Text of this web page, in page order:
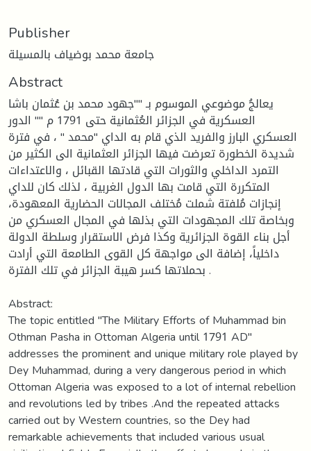
Publisher
جامعة محمد بوضياف بالمسيلة
Abstract
يعالجُ موضوعي الموسوم بـ ""جهود محمد بن عُثمان باشا
العسكرية في الجزائر العُثمانية حتى 1791 م "" الدور
العسكري البارز والفريد الذي قام به الداي "محمد " ، في فترة
شديدة الخطورة تعرضت فيها الجزائر العثمانية الى الكثير من
التمرد الداخلي والثورات التي قادتها القبائل ، والاعتداءات
المتكررة التي قامت بها الدول الغربية ، لذلك كان للداي
إنجازات مُلفتة شملت مُختلف المجالات الحضارية المعهودة،
وبخاصة تلك المجهودات التي بذلها في المجال العسكري من
أجل بناء القوة الجزائرية وكذا فرض الاستقرار وسلطة الدولة
داخلياً، إضافة الى مواجهة كل القوى الطامعة التي أرادت
بحملاتها كسر هيبة الجزائر في تلك الفترة .
Abstract:
The topic entitled "The Military Efforts of Muhammad bin
Othman Pasha in Ottoman Algeria until 1791 AD"
addresses the prominent and unique military role played by
Dey Muhammad, during a very dangerous period in which
Ottoman Algeria was exposed to a lot of internal rebellion
and revolutions led by tribes .And the repeated attacks
carried out by Western countries, so the Dey had
remarkable achievements that included various usual